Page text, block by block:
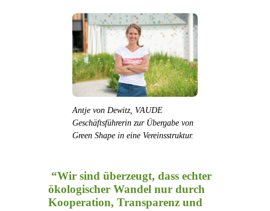
Antje von Dewitz, VAUDE
Geschäftsführerin zur Übergabe von
Green Shape in eine Vereinsstruktur.
“Wir sind überzeugt, dass echter
ökologischer Wandel nur durch
Kooperation, Transparenz und